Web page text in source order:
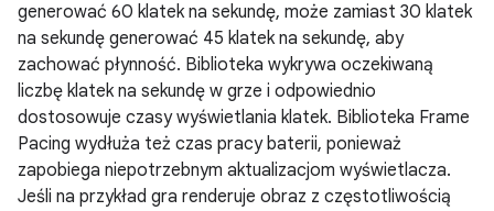
generować 60 klatek na sekundę, może zamiast 30 klatek
na sekundę generować 45 klatek na sekundę, aby
zachować płynność. Biblioteka wykrywa oczekiwaną
liczbę klatek na sekundę w grze i odpowiednio
dostosowuje czasy wyświetlania klatek. Biblioteka Frame
Pacing wydłuża też czas pracy baterii, ponieważ
zapobiega niepotrzebnym aktualizacjom wyświetlacza.
Jeśli na przykład gra renderuje obraz z częstotliwością